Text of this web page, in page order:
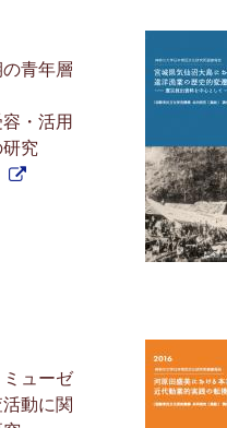
青年層
・活用
究
ューゼ
動に関